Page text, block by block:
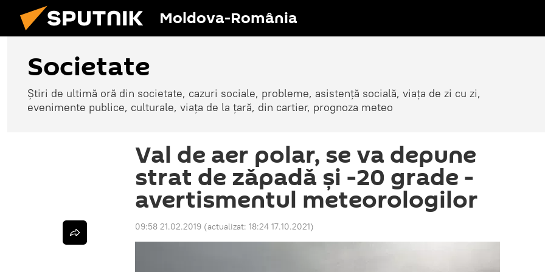
Moldova-România
Societate
Știri de ultimă oră din societate, cazuri sociale, probleme, asistență socială, viața de zi cu zi,
evenimente publice, culturale, viața de la țară, din cartier, prognoza meteo
Val de aer polar, se va depune
strat de zăpadă și -20 grade -
avertismentul meteorologilor
09:58 21.02.2019 (actualizat: 18:24 17.10.2021)